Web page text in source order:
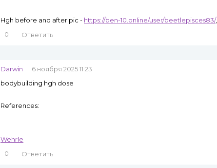
Hgh before and after pic - https://ben-10.online/user/beetlepisces83/,
0
Ответить
Darwin
6 ноября 2025 11:23
bodybuilding hgh dose
References:
Wehrle
0
Ответить